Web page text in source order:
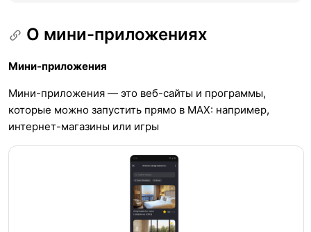
О мини-приложениях
Мини-приложения
Мини-приложения — это веб-сайты и программы,
которые можно запустить прямо в MAX: например,
интернет-магазины или игры